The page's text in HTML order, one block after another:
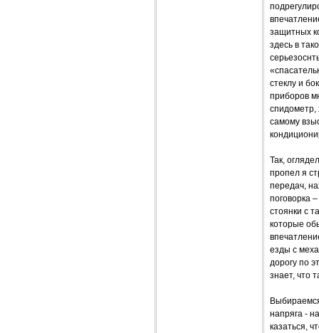
защитных
здесь в
стеклу и
приборов
спидометр,
самому
Так,
пропел я
передач,
поговорка
стоянки с
которые
езды с
дорогу по
знает, что
напряга -
казаться,